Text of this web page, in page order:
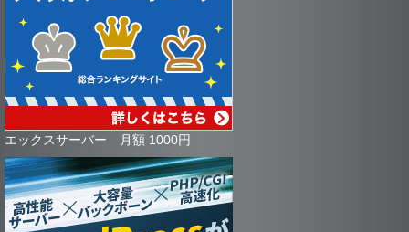
エックスサーバー 月額 1000円